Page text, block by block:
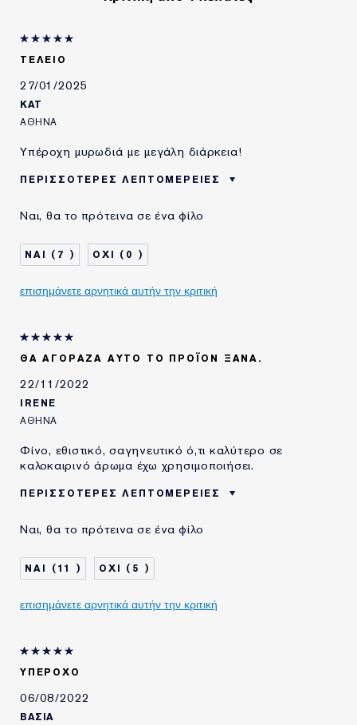
Σκούρα Τόνκα
ΤΕΛΕΙΟ
27/01/2025
KAT
ΑΘΉΝΑ
Υπέροχη μυρωδιά με μεγάλη διάρκεια!
ΠΕΡΙΣΣΌΤΕΡΕΣ ΛΕΠΤΟΜΈΡΕΙΕΣ
ΤΥΠΟΣ ΔΕΡΜΑΤΟΣ
ΚΑΝΟΝΙΚΟ/ΜΕΙΚΤΟ
ΑΝΑΓΚΗ ΕΠΙΔΕΡΜΙΔΑΣ
ΧΡΗΣΙΜΟΠΟΙΩ
LAUDER ΓΙΑ
Ναι, θα το πρότεινα σε ένα φίλο
7 0
επισημάνετε αρνητικά αυτήν την κριτική
ΘΑ ΑΓΌΡΑΖΑ ΑΥΤΌ ΤΟ ΠΡΟΪΌΝ ΞΑΝΆ.
22/11/2022
IRENE
ΑΘΗΝΑ
Φίνο, εθιστικό, σαγηνευτικό ό,τι καλύτερο σε
καλοκαιρινό άρωμα έχω χρησιμοποιήσει.
ΠΕΡΙΣΣΌΤΕΡΕΣ ΛΕΠΤΟΜΈΡΕΙΕΣ
ΤΥΠΟΣ ΔΕΡΜΑΤΟΣ
ΚΑΝΟΝΙΚΟ/ΜΕΙΚΤΟ
ΑΝΑΓΚΗ ΕΠΙΔΕΡΜΙΔΑΣ
ΧΡΗΣΙΜΟΠΟΙΩ
LAUDER ΓΙΑ
Ναι, θα το πρότεινα σε ένα φίλο
11 5
επισημάνετε αρνητικά αυτήν την κριτική
ΥΠΕΡΟΧΟ
06/08/2022
ΒΑΣΙΑ